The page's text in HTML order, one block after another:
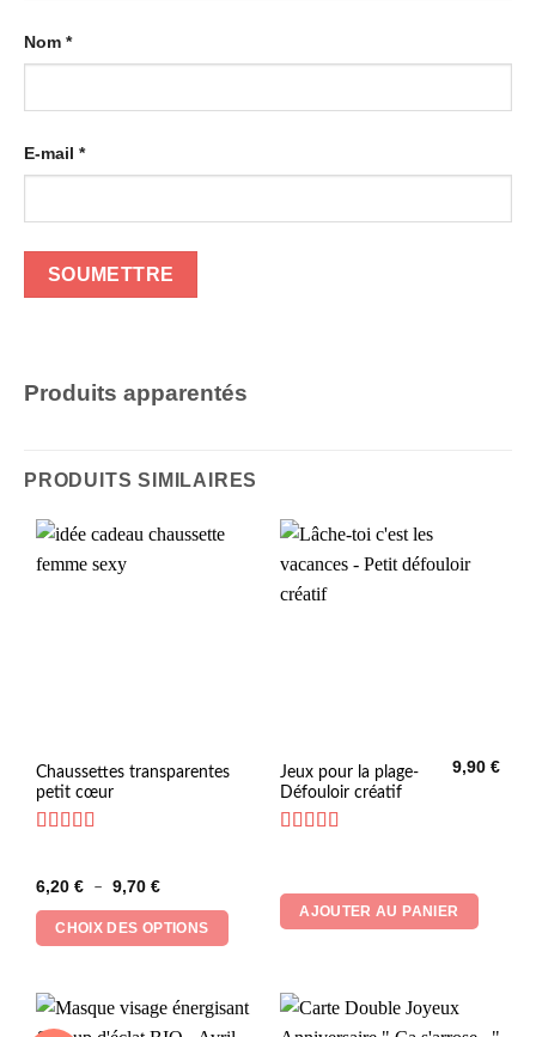
Nom *
E-mail *
Produits apparentés
PRODUITS SIMILAIRES
Chaussettes transparentes
petit cœur
6,20 € – 9,70 €Plage
6,20 €
à
CHOIX DES OPTIONS
Ce
produit
Les
options
peuvent
choisies
Jeux pour la plage-
Défouloir créatif
9,90€
AJOUTER AU PANIER